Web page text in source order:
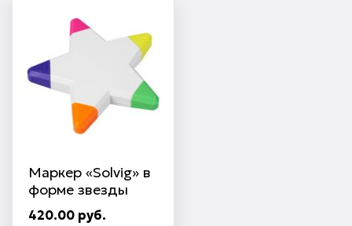
Маркер «Solvig» в
форме звезды
420.00 руб.